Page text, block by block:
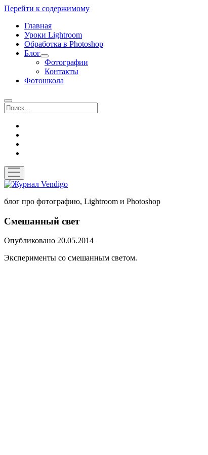
Перейти к содержимому
Главная
Уроки Lightroom
Обработка в Photoshop
Блог
открыть
выпадающее
меню
Фотографии
Контакты
Фотошкола
Поиск
открыть
меню
Журнал
блог про фотографию, Lightroom и Photoshop
Смешанный свет
Опубликовано 20.05.2014
Эксперименты со смешанным светом.